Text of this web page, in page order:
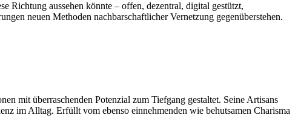
Richtung aussehen könnte – offen, dezentral, digital gestützt,
neuen Methoden nachbarschaftlicher Vernetzung gegenüberstehen.
mit überraschenden Potenzial zum Tiefgang gestaltet. Seine Artisans
im Alltag. Erfüllt vom ebenso einnehmenden wie behutsamen Charisma